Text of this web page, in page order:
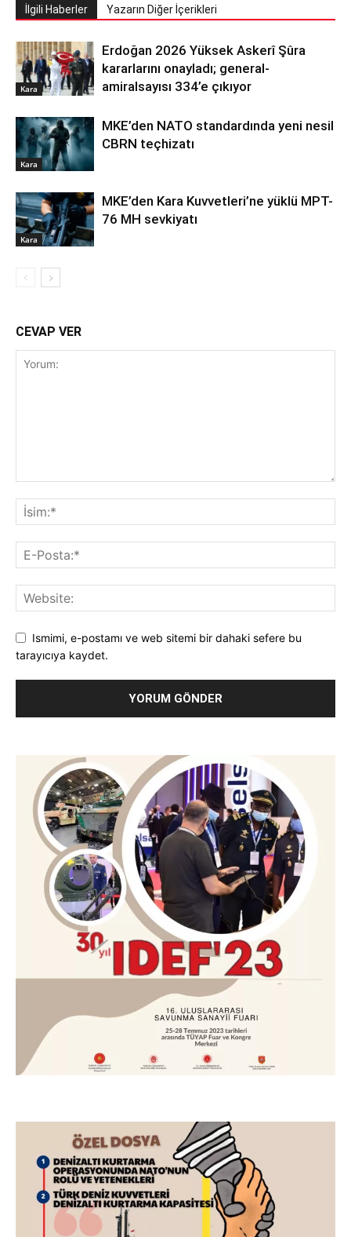
İlgili Haberler Yazarın Diğer İçerikleri
Kara
Erdoğan 2026 Yüksek Askerî Şûra
kararlarını onayladı; general-
amiralsayısı 334’e çıkıyor
Kara
MKE’den NATO standardında yeni nesil
CBRN teçhizatı
Kara
MKE’den Kara Kuvvetleri’ne yüklü MPT-
76 MH sevkiyatı
CEVAP VER
Ismimi, e-postamı ve web sitemi bir dahaki sefere bu
tarayıcıya kaydet.